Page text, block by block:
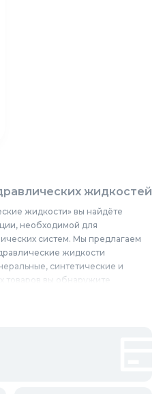
жидкостей
жидкости» вы найдёте
необходимой для
систем. Мы предлагаем
жидкости
синтетические и
товаров вы обнаружите
высокое давление и другие
надёжную работу.